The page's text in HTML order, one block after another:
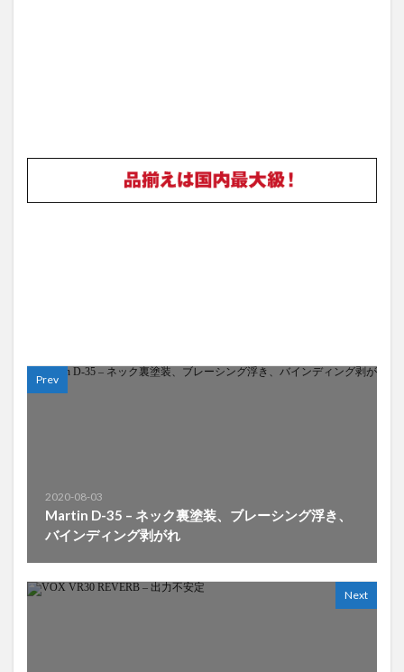
Prev
2020-08-03
Martin D-35 – ネック裏塗装、ブレーシング浮き、
バインディング剥がれ
Next